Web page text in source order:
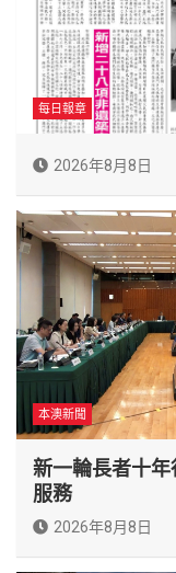
每日報章
2026年8月8日
本澳新聞
新一輪長者十
服務
2026年8月8日